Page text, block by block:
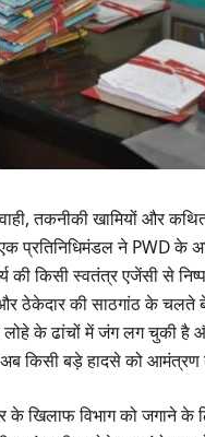
तकनीकी खामियों और
ने PWD के
की किसी स्वतंत्र एजेंसी से
की साठगांठ के चलते
के ढांचों में जंग लग चुकी
अब किसी बड़े हादसे को आमंत्रण
के खिलाफ विभाग को जगाने के